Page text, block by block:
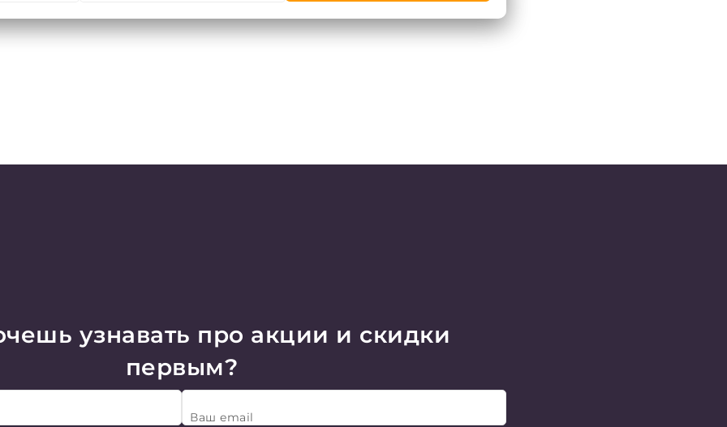
узнавать про акции и скидки
первым?
Ваш email